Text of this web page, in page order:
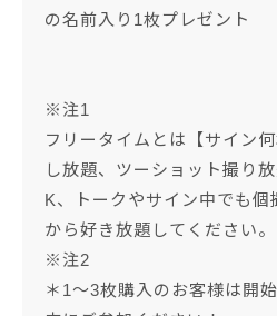
の名前入り1枚プレゼント
※注1
フリータイムとは【サイン
し放題、ツーショット撮り
K、トークやサイン中でも個
から好き放題してください。
※注2
＊1～3枚購入のお客様は開